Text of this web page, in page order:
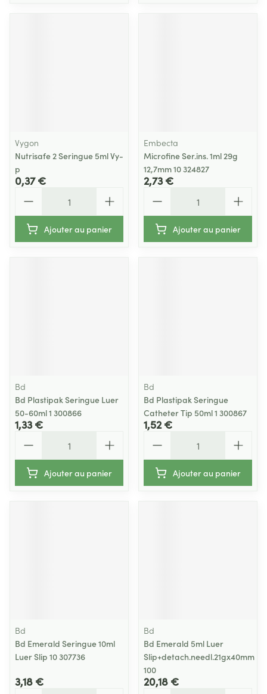
Vygon
Nutrisafe 2 Seringue 5ml Vy-
p
0,37 €
Ajouter au panier
Embecta
Microfine Ser.ins. 1ml 29g
12,7mm 10 324827
2,73 €
Ajouter au panier
Bd
Bd Plastipak Seringue Luer
50-60ml 1 300866
1,33 €
Ajouter au panier
Bd
Bd Plastipak Seringue
Catheter Tip 50ml 1 300867
1,52 €
Ajouter au panier
Bd
Bd Emerald Seringue 10ml
Luer Slip 10 307736
3,18 €
Bd
Bd Emerald 5ml Luer
Slip+detach.needl.21gx40mm
100
20,18 €